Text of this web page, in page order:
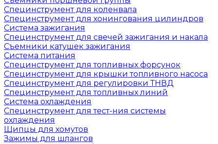
Специнструмент для коленвала
Специнструмент для хонингования цилиндров
Система зажигания
Специнструмент для свечей зажигания и накала
Съемники катушек зажигания
Система питания
Специнструмент для топливных форсунок
Специнструмент для крышки топливного насоса
Специнструмент для регулировки ТНВД
Специнструмент для топливных линий
Система охлаждения
Специнструмент для тест-ния системы
охлаждения
Щипцы для хомутов
Зажимы для шлангов